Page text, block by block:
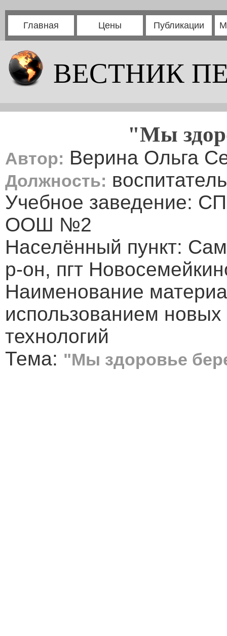
Главная Цены Публикации
ВЕСТНИК
"Мы
Автор: Верина Ольга
Должность: воспитатель
Учебное заведение:
ООШ №2
Населённый пункт:
р-он, пгт
Наименование
использованием
технологий
Тема: "Мы здоровье